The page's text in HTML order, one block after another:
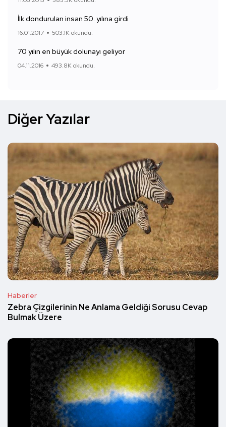
İlk dondurulan insan 50. yılına girdi
16.01.2017 503.1K okundu.
70 yılın en büyük dolunayı geliyor
04.11.2016 493.8K okundu.
Diğer Yazılar
Haberler
Zebra Çizgilerinin Ne Anlama Geldiği Sorusu Cevap
Bulmak Üzere